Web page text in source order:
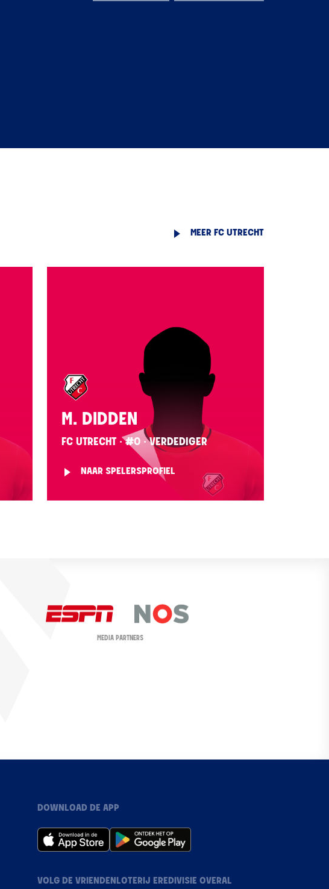
MEER FC UTRECHT
M. DIDDEN
FC UTRECHT · #0 · VERDEDIGER
NAAR SPELERSPROFIEL
MEDIA PARTNERS
DOWNLOAD DE APP
VOLG DE VRIENDENLOTERIJ EREDIVISIE OVERAL